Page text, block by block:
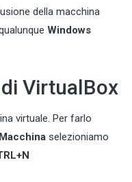
della macchina
Windows
VirtualBox
virtuale. Per farlo
Macchina selezioniamo